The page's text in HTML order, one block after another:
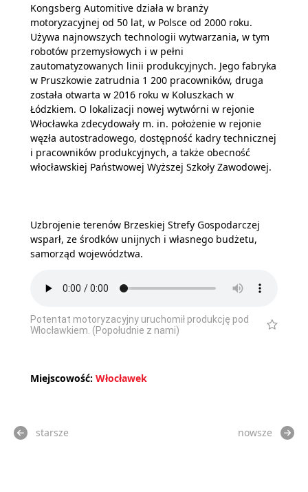
Kongsberg Automitive działa w branży
motoryzacyjnej od 50 lat, w Polsce od 2000 roku.
Używa najnowszych technologii wytwarzania, w tym
robotów przemysłowych i w pełni
zautomatyzowanych linii produkcyjnych. Jego fabryka
w Pruszkowie zatrudnia 1 200 pracowników, druga
została otwarta w 2016 roku w Koluszkach w
Łódzkiem. O lokalizacji nowej wytwórni w rejonie
Włocławka zdecydowały m. in. położenie w rejonie
węzła autostradowego, dostępność kadry technicznej
i pracowników produkcyjnych, a także obecność
włocławskiej Państwowej Wyższej Szkoły Zawodowej.
Uzbrojenie terenów Brzeskiej Strefy Gospodarczej
wsparł, ze środków unijnych i własnego budżetu,
samorząd województwa.
Potentat motoryzacyjny uruchomił produkcję pod
Włocławkiem. (Popołudnie z nami)
Miejscowość: Włocławek
starsze nowsze